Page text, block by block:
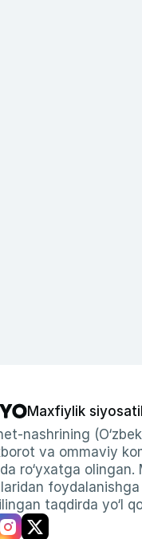
Maxfiylik siyosati
nashrining
va ommaviy
ro‘yxatga
taqdirda yo‘l